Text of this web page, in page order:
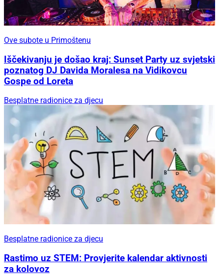
Ove subote u Primoštenu
Iščekivanju je došao kraj: Sunset Party uz svjetski
poznatog DJ Davida Moralesa na Vidikovcu
Gospe od Loreta
Besplatne radionice za djecu
Besplatne radionice za djecu
Rastimo uz STEM: Provjerite kalendar aktivnosti
za kolovoz